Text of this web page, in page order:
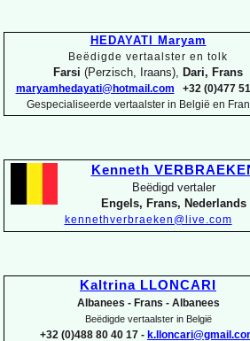
HEDAYATI Maryam
Beëdigde vertaalster en tolk
Farsi (Perzisch, Iraans), Dari, Frans
maryamhedayati@hotmail.com
+32 (0)477
Gespecialiseerde vertaalster in België en
Kenneth
Beëdigd vertaler
Engels, Frans, Nederlands
kennethverbraeken@live.com
Kaltrina LLONCARI
Albanees -Frans -Albanees
Beëdigde vertaalster in België
+32 (0)488 80 40 17 -